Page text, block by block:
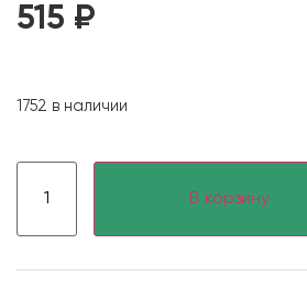
515 ₽
1752 в наличии
В корзину